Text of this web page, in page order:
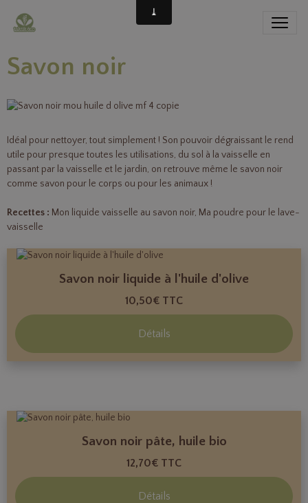
Savon noir
Idéal pour nettoyer, tout simplement ! Son pouvoir dégraissant le rend
utile pour presque toutes les utilisations, du sol à la vaisselle en
passant par la vaisselle et le jardin, on retrouve même le savon noir
comme savon pour le corps ou pour les animaux !
Recettes : Mon liquide vaisselle au savon noir, Ma poudre pour le lave-
vaisselle
Savon noir liquide à l'huile d'olive
10,50€ TTC
Détails
Savon noir pâte, huile bio
12,70€ TTC
Détails